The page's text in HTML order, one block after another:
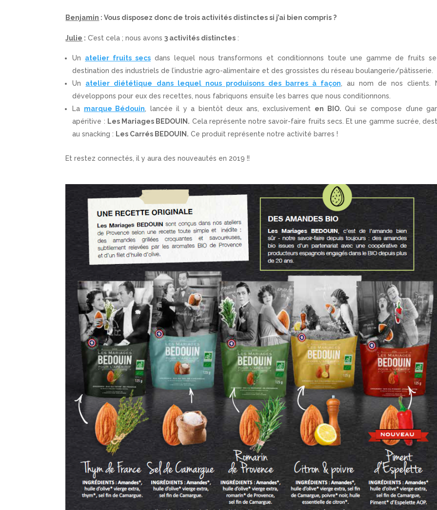
Benjamin : Vous disposez donc de trois activités distinctes si j’ai bien compris ?
Julie : C’est cela ; nous avons3 activités distinctes :
Un atelier fruits secsdans lequel nous transformons et conditionnons toute une gamme de fruits
destination des industriels de l’industrie agro-alimentaire et des grossistes du réseau boulangerie/pâtisserie.
Un atelier diététique dans lequel nous produisons des barres à façon, au nom de nos clients.
développons pour eux des recettes, nous fabriquons ensuite les barres que nous conditionnons.
La marque Bédouin, lancée il y a bientôt deux ans, exclusivement en BIO. Qui se compose d’une
apéritive : Les Mariages BEDOUIN. Cela représente notre savoir-faire fruits secs. Et une gamme sucrée,
au snacking : Les Carrés BEDOUIN. Ce produit représente notre activité barres !
Et restez connectés, il y aura des nouveautés en 2019 !!